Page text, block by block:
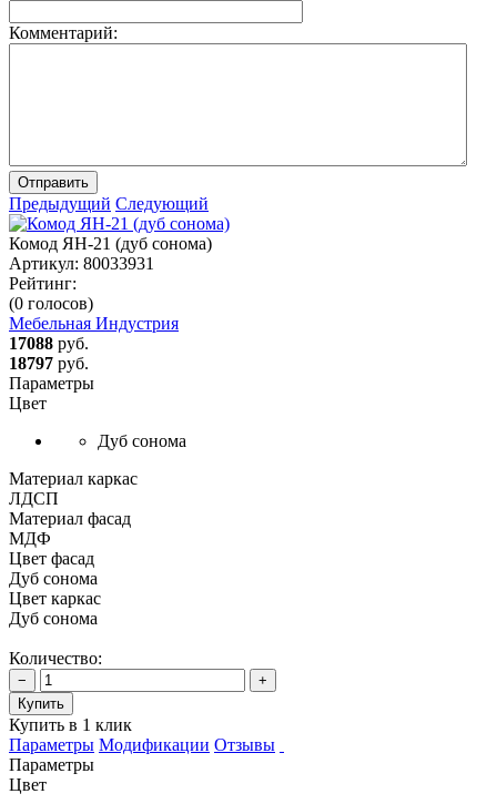
Комментарий:
Отправить
Предыдущий Следующий
Комод ЯН-21 (дуб сонома)
Артикул: 80033931
Рейтинг:
(0 голосов)
Мебельная Индустрия
17088 руб.
18797 руб.
Параметры
Цвет
Дуб сонома
Материал каркас
ЛДСП
Материал фасад
МДФ
Цвет фасад
Дуб сонома
Цвет каркас
Дуб сонома
Количество:
−
+
Купить
Купить в 1 клик
Параметры Модификации Отзывы
Параметры
Цвет